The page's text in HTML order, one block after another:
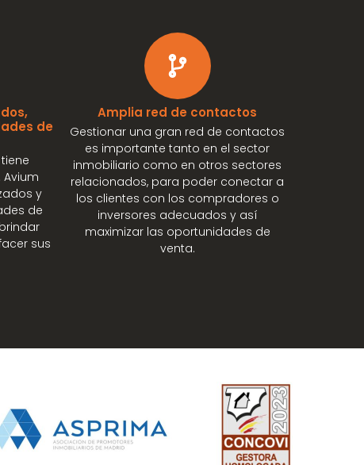
de
y
de
sus
Amplia red de contactos
Gestionar una gran red de contactos
es importante tanto en el sector
inmobiliario como en otros sectores
relacionados, para poder conectar a
los clientes con los compradores o
inversores adecuados y así
maximizar las oportunidades de
venta.